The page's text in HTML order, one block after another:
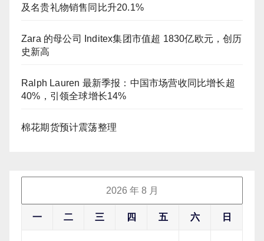
及名贵礼物销售同比升20.1%
Zara 的母公司 Inditex集团市值超 1830亿欧元，创历
史新高
Ralph Lauren 最新季报：中国市场营收同比增长超
40%，引领全球增长14%
棉花期货预计震荡整理
2026 年 8 月
一 二 三 四 五 六 日